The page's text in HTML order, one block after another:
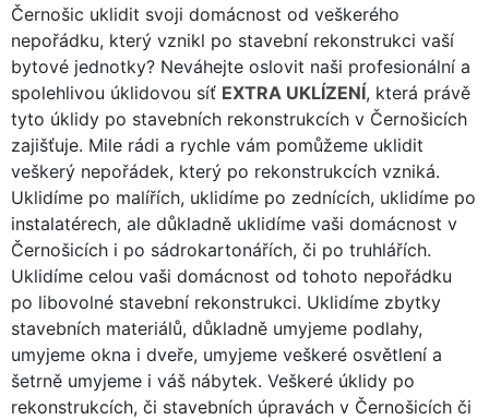
Černošic uklidit svoji domácnost od veškerého
nepořádku, který vznikl po stavební rekonstrukci vaší
bytové jednotky? Neváhejte oslovit naši profesionální a
spolehlivou úklidovou síť EXTRA UKLÍZENÍ, která právě
tyto úklidy po stavebních rekonstrukcích v Černošicích
zajišťuje. Mile rádi a rychle vám pomůžeme uklidit
veškerý nepořádek, který po rekonstrukcích vzniká.
Uklidíme po malířích, uklidíme po zednících, uklidíme po
instalatérech, ale důkladně uklidíme vaši domácnost v
Černošicích i po sádrokartonářích, či po truhlářích.
Uklidíme celou vaši domácnost od tohoto nepořádku
po libovolné stavební rekonstrukci. Uklidíme zbytky
stavebních materiálů, důkladně umyjeme podlahy,
umyjeme okna i dveře, umyjeme veškeré osvětlení a
šetrně umyjeme i váš nábytek. Veškeré úklidy po
rekonstrukcích, či stavebních úpravách v Černošicích či